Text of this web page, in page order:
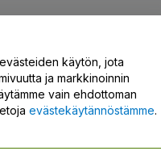
käytön, jota
ja markkinoinnin
vain ehdottoman
evästekäytännöstämme.